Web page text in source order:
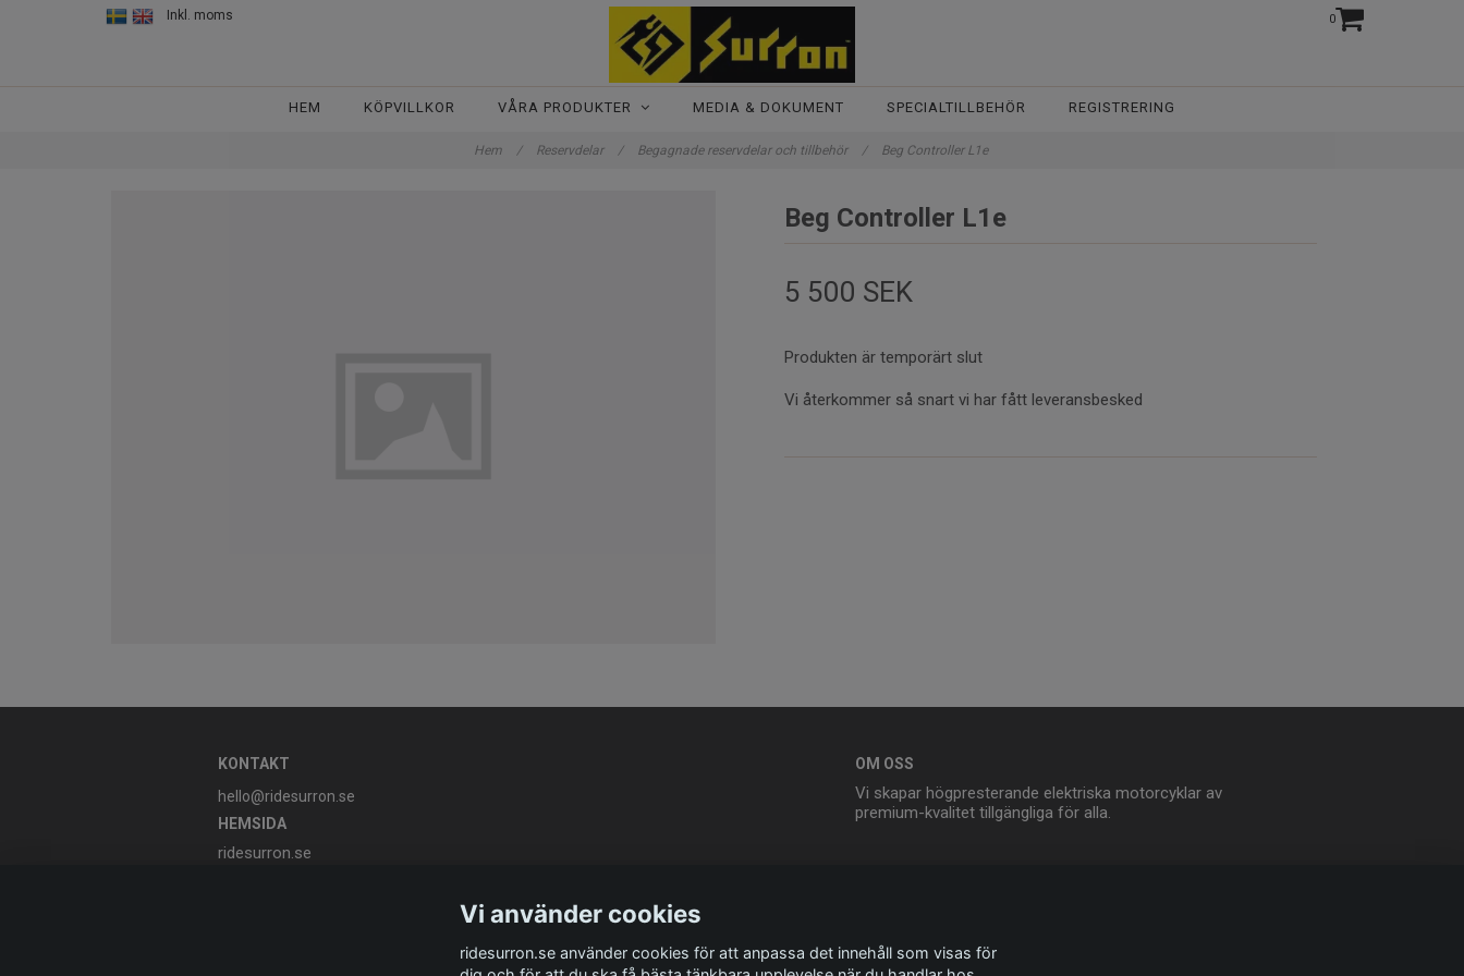
0
Inkl. moms
HEM KÖPVILLKOR VÅRA PRODUKTER MEDIA & DOKUMENT SPECIALTILLBEHÖR REGISTRERING
Hem / Reservdelar / Begagnade reservdelar och tillbehör / Beg Controller L1e
Beg Controller L1e
5 500 SEK
Produkten är temporärt slut
Vi återkommer så snart vi har fått leveransbesked
KONTAKT
hello@ridesurron.se
HEMSIDA
ridesurron.se
OM OSS
Vi skapar högpresterande elektriska motorcyklar av
premium-kvalitet tillgängliga för alla.
Vi använder cookies
ridesurron.se använder cookies för att anpassa det innehåll som visas för